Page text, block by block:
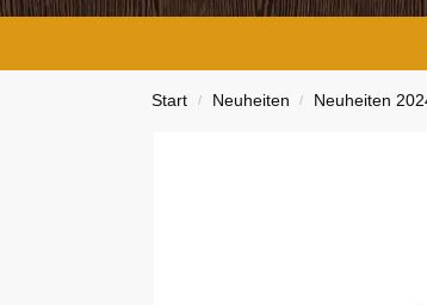
Start / Neuheiten / Neuheiten